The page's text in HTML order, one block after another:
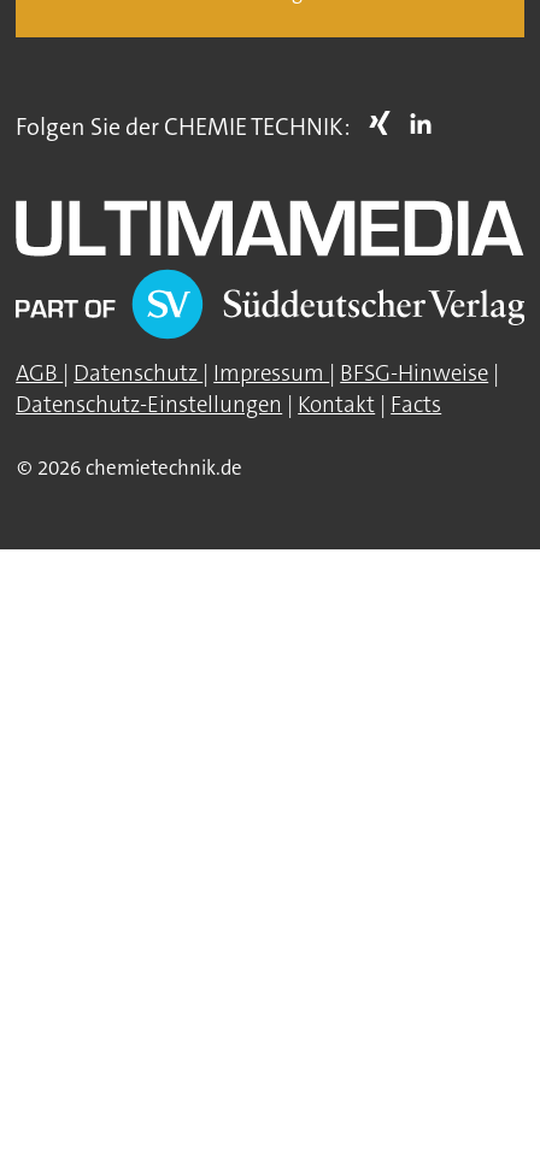
Folgen Sie der CHEMIE TECHNIK:
AGB Datenschutz Impressum BFSG-Hinweise
Datenschutz-Einstellungen
Kontakt Facts
© 2026 chemietechnik.de